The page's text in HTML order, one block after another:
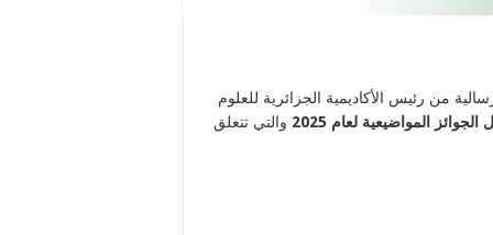
من رئيس الأكاديمية الجزائرية للعلوم
المواضيعية لعام 2025
والتي تتعلق